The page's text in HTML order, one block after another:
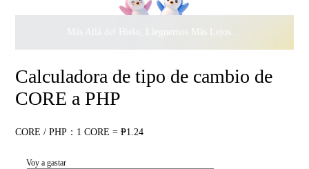
Más Allá del Hielo, Lleguemos Más Lejos Juntos ·
Calculadora de tipo de cambio de
CORE a PHP
CORE / PHP：1 CORE = ₱1.24
Voy a gastar